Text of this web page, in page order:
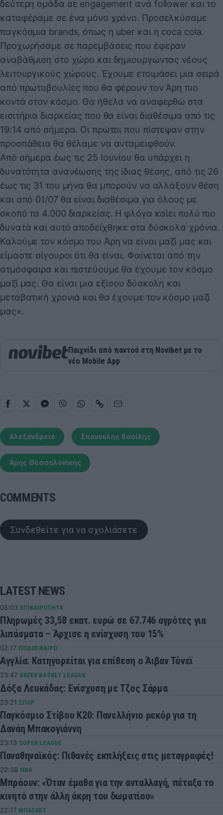
δεύτερη ομάδα σε engagement ανά follower και το
καταφέραμε σε ένα μόνο χρόνο. Προσελκύσαμε
παγκόσμια brands, όπως η uber και η coca cola.
Προχωρήσαμε σε παρεμβάσεις που έφεραν
αναβάθμιση στο χώρο και δημιουργώντας νέους
λειτουργικούς χώρους. Έχουμε ετοιμάσει μια σειρά
από πρωτοβουλίες που θα φέρουν τον Άρη πιο
κοντά στον κόσμο. Θα ήθελα να αναφερθώ στα
εισιτήρια διαρκείας που θα είναι διαθέσιμα από τις
19:14 από σήμερα. Οι πρώτοι που πίστεψαν στην
προσπάθεια θα θέλαμε να ανταμειφθούν.
Από σήμερα έως τις 25 Ιουνίου θα υπάρχει η
δυνατότητα ανανέωσης της ίδιας θέσης, από τις 26
έως τις 31 του μήνα θα μπορούν να αλλάξουν θέση
και από 01/07 θα είναι διαθέσιμα για όλους με
σκοπό τα 4.000 διαρκείας. Η φλόγα καίει πολύ πιο
δυνατά και αυτό αποδείχθηκε στα δύσκολα χρόνια.
Καλούμε τον κόσμο του Άρη να είναι μαζί μας και
είμαστε σίγουροι ότι θα είναι. Φαίνεται από την
ατμόσφαιρα και πιστεύουμε θα έχουμε τον κόσμο
μαζί μας. Θα είναι μια εξίσου δύσκολη και
μεταβατική χρονιά και θα έχουμε τον κόσμο μαζί
μας».
Παιχνίδι από παντού στη Novibet με το
νέο Mobile App
Αλεξάνδρειο Σπανούλης Βασίλης
Άρης Θεσσαλονίκης
COMMENTS
Συνδεθείτε για να σχολιάσετε
LATEST NEWS
05:03 ΕΠΙΚΑΙΡΟΤΗΤΑ
Πληρωμές 33,58 εκατ. ευρώ σε 67.746 αγρότες για
λιπάσματα – Άρχισε η ενίσχυση του 15%
02:17 ΠΟΔΟΣΦΑΙΡΟ
Αγγλία: Κατηγορείται για επίθεση ο Άιβαν Τόνεϊ
23:47 GREEK BASKET LEAGUE
Δόξα Λευκάδας: Ενίσχυση με Τζος Σάρμα
23:21 ΣΠΟΡ
Παγκόσμιο Στίβου Κ20: Πανελλήνιο ρεκόρ για τη
Δανάη Μπακογιάννη
23:13 SUPER LEAGUE
Παναθηναϊκός: Πιθανές εκπλήξεις στις μεταγραφές!
22:38 NBA
Μπράουν: «Όταν έμαθα για την ανταλλαγή, πέταξα το
κινητό στην άλλη άκρη του δωματίου»
22:17 ΜΠΑΣΚΕΤ